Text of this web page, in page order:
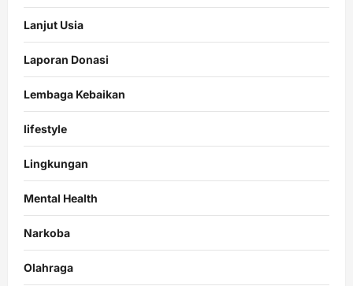
Lanjut Usia
Laporan Donasi
Lembaga Kebaikan
lifestyle
Lingkungan
Mental Health
Narkoba
Olahraga